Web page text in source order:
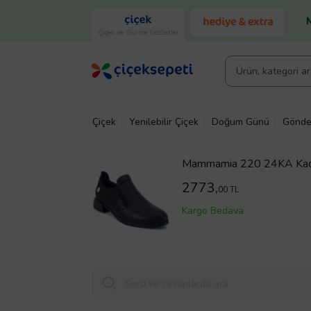
Çiçek ve Gurme Lezzetler
Çiçek Yenilebilir Çiçek Doğum Günü
Mammamia 220 24KA
2773,00 TL
Kargo Bedava